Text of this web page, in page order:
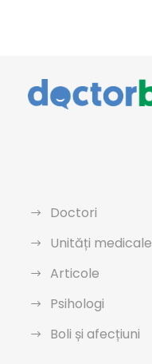
Doctori
Unități medicale
Articole
Psihologi
Boli și afecțiuni